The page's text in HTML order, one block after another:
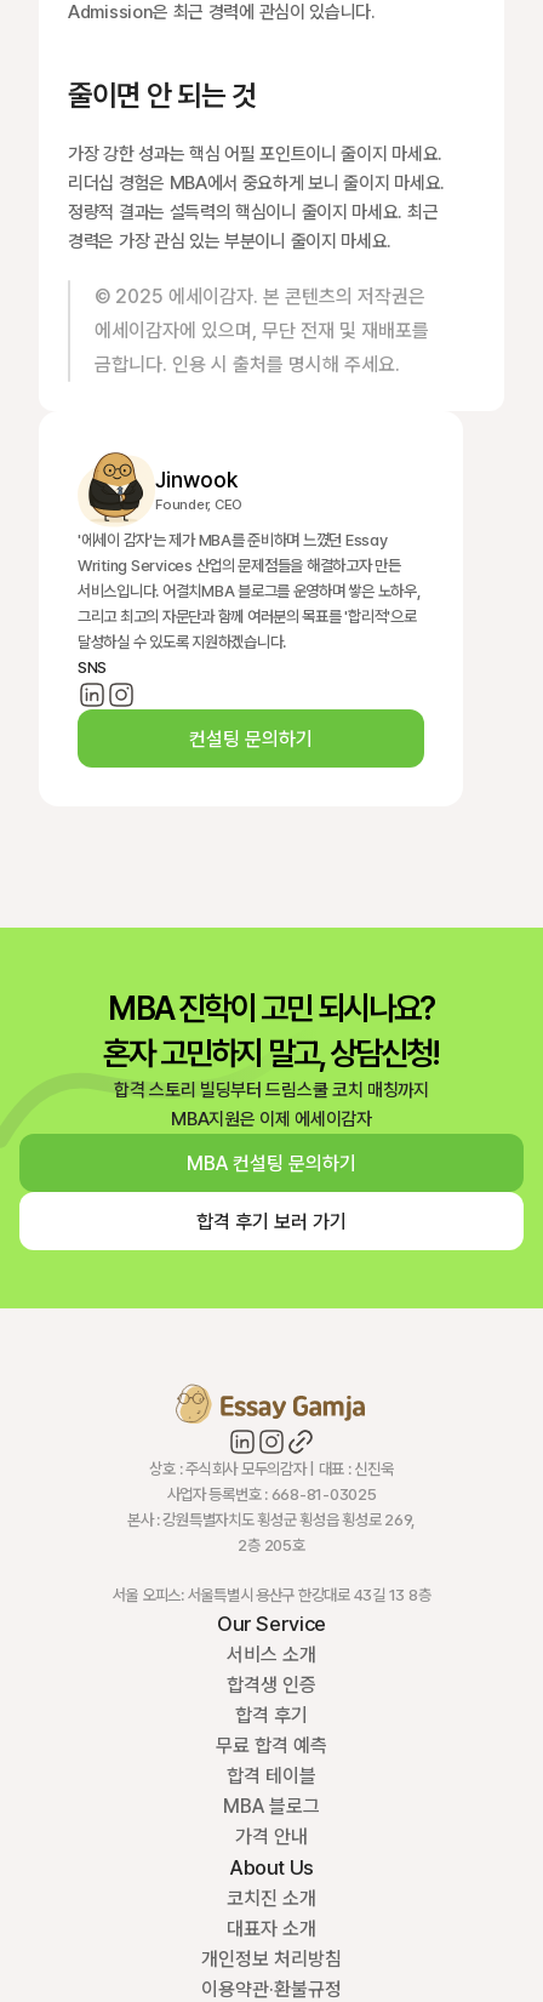
Admission은 최근 경력에 관심이 있습니다.
줄이면 안 되는 것
가장 강한 성과는 핵심 어필 포인트이니 줄이지 마세요.
리더십 경험은 MBA에서 중요하게 보니 줄이지 마세요.
정량적 결과는 설득력의 핵심이니 줄이지 마세요. 최근
경력은 가장 관심 있는 부분이니 줄이지 마세요.
© 2025 에세이감자. 본 콘텐츠의 저작권은
에세이감자에 있으며, 무단 전재 및 재배포를
금합니다. 인용 시 출처를 명시해 주세요.
Jinwook
Founder, CEO
'에세이 감자'는 제가 MBA를 준비하며 느꼈던 Essay
Writing Services 산업의 문제점들을 해결하고자 만든
서비스입니다. 어결치MBA 블로그를 운영하며 쌓은 노하우,
그리고 최고의 자문단과 함께 여러분의 목표를 '합리적'으로
달성하실 수 있도록 지원하겠습니다.
SNS
컨설팅 문의하기
MBA 진학이 고민 되시나요?
혼자 고민하지 말고, 상담신청!
합격 스토리 빌딩부터 드림스쿨 코치 매칭까지
MBA지원은 이제 에세이감자
MBA 컨설팅 문의하기
합격 후기 보러 가기
상호 : 주식회사 모두의감자 | 대표 : 신진욱
사업자 등록번호 : 668-81-03025
본사 : 강원특별자치도 횡성군 횡성읍 횡성로 269,
2층 205호
서울 오피스: 서울특별시 용산구 한강대로 43길 13 8층
Our Service
서비스 소개
합격생 인증
합격 후기
무료 합격 예측
합격 테이블
MBA 블로그
가격 안내
About Us
코치진 소개
대표자 소개
개인정보 처리방침
이용약관·환불규정